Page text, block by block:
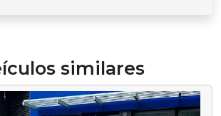
similares